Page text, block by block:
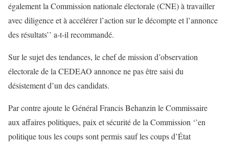
également la Commission nationale électorale (CNE) à travailler
avec diligence et à accélérer l’action sur le décompte et l’annonce
des résultats’’ a-t-il recommandé.
Sur le sujet des tendances, le chef de mission d’observation
électorale de la CEDEAO annonce ne pas être saisi du
désistement d’un des candidats.
Par contre ajoute le Général Francis Behanzin le Commissaire
aux affaires politiques, paix et sécurité de la Commission ‘’en
politique tous les coups sont permis sauf les coups d’État